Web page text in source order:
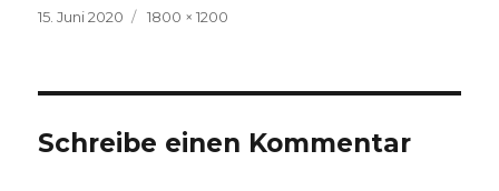
Veröffentlicht
15. Juni 2020
Volle
1800 × 1200
Schreibe einen Kommentar